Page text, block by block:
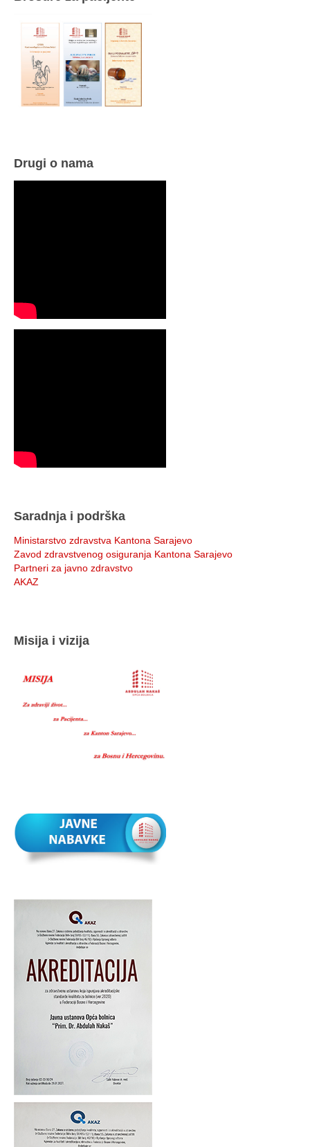
Drugi o nama
Saradnja i podrška
Ministarstvo zdravstva Kantona Sarajevo
Zavod zdravstvenog osiguranja Kantona Sarajevo
Partneri za javno zdravstvo
AKAZ
Misija i vizija